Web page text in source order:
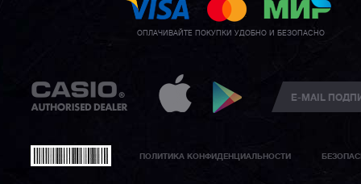
ОПЛАЧИВАЙТЕ ПОКУПКИ УДОБНО И БЕЗОПАСНО
ПОЛИТИКА КОНФИДЕНЦИАЛЬНОСТИ